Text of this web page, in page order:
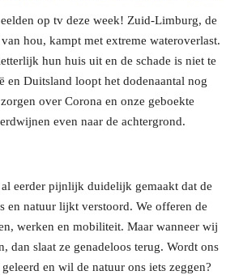
op tv deze week! Zuid-Limburg, de
hou, kampt met extreme wateroverlast.
hun huis uit en de schade is niet te
en Duitsland loopt het dodenaantal nog
over Corona en onze geboekte
even naar de achtergrond.
eerder pijnlijk duidelijk gemaakt dat de
en natuur lijkt verstoord. We offeren de
werken en mobiliteit. Maar wanneer wij
dan slaat ze genadeloos terug. Wordt ons
en wil de natuur ons iets zeggen?